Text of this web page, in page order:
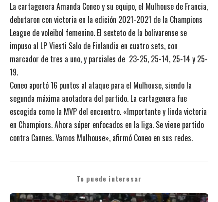
La cartagenera Amanda Coneo y su equipo, el Mulhouse de Francia,
debutaron con victoria en la edición 2021-2021 de la Champions
League de voleibol femenino. El sexteto de la bolivarense se
impuso al LP Viesti Salo de Finlandia en cuatro sets, con
marcador de tres a uno, y parciales de 23-25, 25-14, 25-14 y 25-
19.
Coneo aportó 16 puntos al ataque para el Mulhouse, siendo la
segunda máxima anotadora del partido. La cartagenera fue
escogida como la MVP del encuentro. «Importante y linda victoria
en Champions. Ahora súper enfocados en la liga. Se viene partido
contra Cannes. Vamos Mulhouse», afirmó Coneo en sus redes.
Te puede interesar